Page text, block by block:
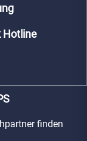
finden